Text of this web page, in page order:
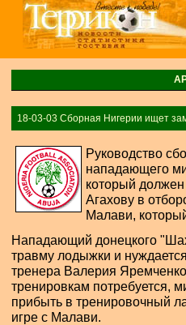
18-03-03 Сборная Нигерии ищет
Руководство
нападающего
который
Агахову в
Малави,
Нападающий донецкого
травму лодыжки и
тренера Валерия
тренировкам потребуется,
прибыть в тренировочный
игре с Малави.